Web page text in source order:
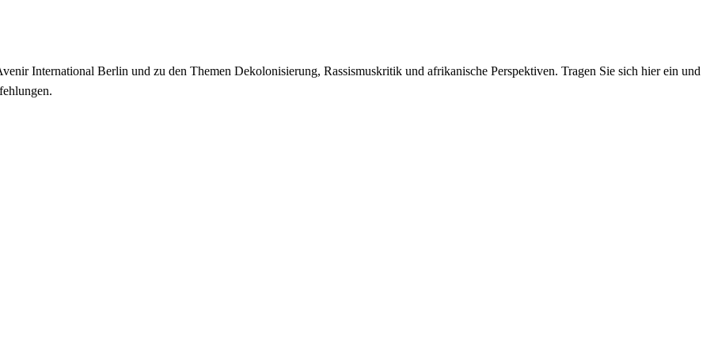
International Berlin und zu den Themen Dekolonisierung, Rassismuskritik und afrikanische Perspektiven. Tragen Sie sich hier ein und